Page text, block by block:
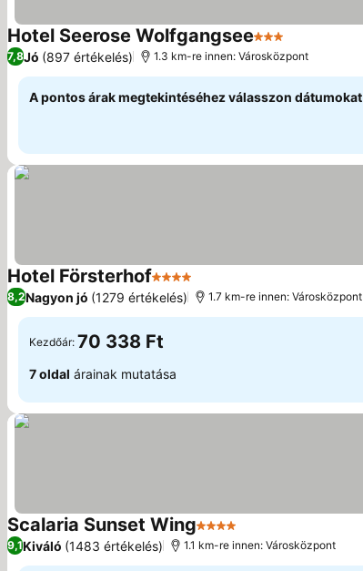
Hotel Seerose Wolfgangsee3 Kategória
7,8Jó (897 értékelés) 1.3 km-re innen: Városközpont
A pontos árak megtekintéséhez válasszon dátumokat
Hotel Försterhof4 Kategória
8,2Nagyon jó (1279 értékelés) 1.7 km-re innen: Városközpont
Kezdőár: 70 338 Ft
7 oldal árainak mutatása
Scalaria Sunset Wing4 Kategória
9,1Kiváló (1483 értékelés) 1.1 km-re innen: Városközpont